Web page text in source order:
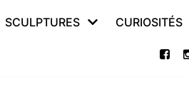
SCULPTURES CURIOSITÉS